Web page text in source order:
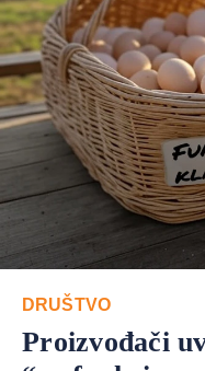
DRUŠTVO
Proizvođači